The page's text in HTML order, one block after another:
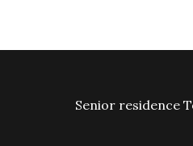
Senior residence